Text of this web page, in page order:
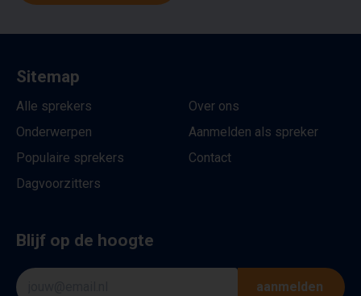
Sitemap
Alle sprekers
Onderwerpen
Populaire sprekers
Dagvoorzitters
Over ons
Aanmelden als spreker
Contact
Blijf op de hoogte
aanmelden